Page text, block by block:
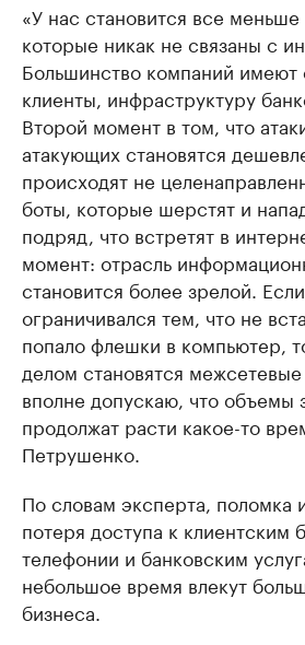
«У нас становится все
которые никак не связаны с
Большинство компаний имеют
клиенты, инфраструктуру
Второй момент в том, что
атакующих становятся
происходят не
боты, которые шерстят и
подряд, что встретят в
момент: отрасль
становится более зрелой.
ограничивался тем, что не
попало флешки в компьютер,
делом становятся
вполне допускаю, что объемы
продолжат расти какое-то
Петрушенко.
По словам эксперта, поломка
потеря доступа к клиентским
телефонии и банковским
небольшое время влекут
бизнеса.